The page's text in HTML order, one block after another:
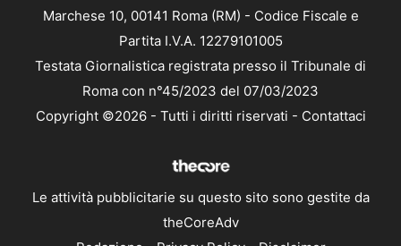
Marchese 10, 00141 Roma (RM) - Codice Fiscale e
Partita I.V.A. 12279101005
Testata Giornalistica registrata presso il Tribunale di
Roma con n°45/2023 del 07/03/2023
Copyright ©2026 - Tutti i diritti riservati - Contattaci
Le attività pubblicitarie su questo sito sono gestite da
theCoreAdv